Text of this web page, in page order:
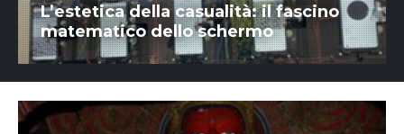
L’estetica della casualità: il fascino
matematico dello schermo